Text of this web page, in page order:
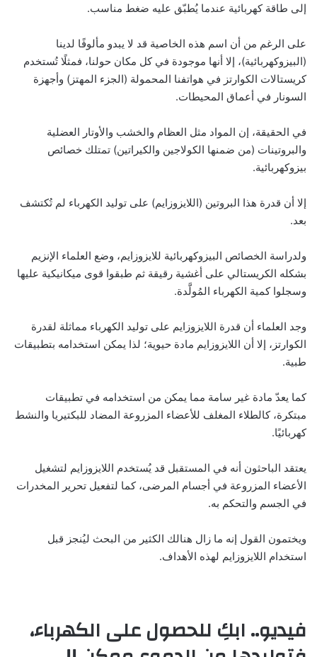
إلى طاقة كهربائية عندما يُطبّق عليه ضغط مناسب.
على الرغم من أن اسم هذه الخاصية قد لا يبدو مألوفًا لدينا
(البيزوكهربائية)، إلا أنها موجودة في كل مكان حولنا، فمثلًا تُستخدم
كريستالات الكوارتز في هواتفنا المحمولة (الجزء المهتز) وأجهزة
السونار في أعماق المحيطات.
في الحقيقة، إن المواد مثل العظام والخشب والأوتار العضلية
والبروتينات (من ضمنها الكولاجين والكيراتين) تمتلك خصائص
بيزوكهربائية.
إلا أن قدرة هذا البروتين (اللايزوزايم) على توليد الكهرباء لم تُكتشف
بعد.
ولدراسة الخصائص البيزوكهربائية للايزوزايم، وضع العلماء الإنزيم
بشكله الكريستالي على أغشية رقيقة ثم طبقوا قوى ميكانيكية عليها
وسجلوا كمية الكهرباء المُولَّدة.
وجد العلماء أن قدرة اللايزوزايم على توليد الكهرباء مماثلة لقدرة
الكوارتز، إلا أن اللايزوزايم مادة حيوية؛ لذا يمكن استخدامه بتطبيقات
طبية.
كما يعدّ مادة غير سامة مما يمكن من استخدامه في تطبيقات
مبتكرة، كالطلاء المغلف للأعضاء المزروعة المضاد للبكتيريا والنشط
كهربائيًا.
يعتقد الباحثون أنه في المستقبل قد يُستخدم اللايزوزايم لتشغيل
الأعضاء المزروعة في أجسام المرضى، كما لتفعيل تحرير المخدرات
في الجسم والتحكم به.
ويختمون القول إنه ما زال هنالك الكثير من البحث ليُنجز قبل
استخدام اللايزوزايم لهذه الأهداف.
فيديو.. ابكِ للحصول على الكهرباء،